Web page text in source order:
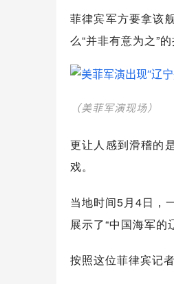
菲律宾军方要拿该
么“并非有意为之”的
（美菲军演现场）
更让人感到滑稽的
戏。
当地时间5月4日，
展示了“中国海军的
按照这位菲律宾记